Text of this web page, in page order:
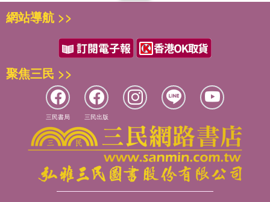
網站導航 >>
聚焦三民 >>
三民書局 三民出版